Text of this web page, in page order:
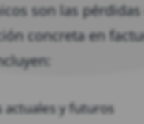
son las
concreta en
actuales y futuros